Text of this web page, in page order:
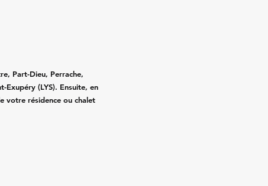
Part-Dieu, Perrache,
Exupéry (LYS). Ensuite, en
votre résidence ou chalet